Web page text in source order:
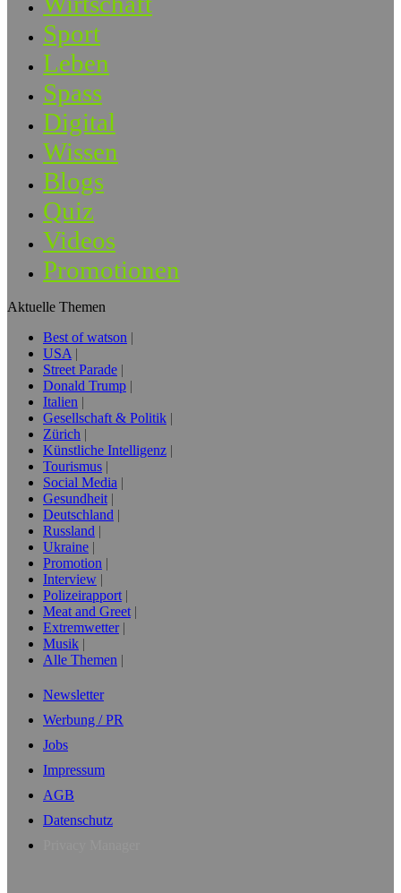
Sport
Leben
Spass
Digital
Wissen
Blogs
Quiz
Videos
Promotionen
Aktuelle Themen
Best of watson
USA
Street Parade
Donald Trump
Italien
Gesellschaft & Politik
Zürich
Künstliche Intelligenz
Tourismus
Social Media
Gesundheit
Deutschland
Russland
Ukraine
Promotion
Interview
Polizeirapport
Meat and Greet
Extremwetter
Musik
Alle Themen
Newsletter
Werbung / PR
Jobs
Impressum
AGB
Datenschutz